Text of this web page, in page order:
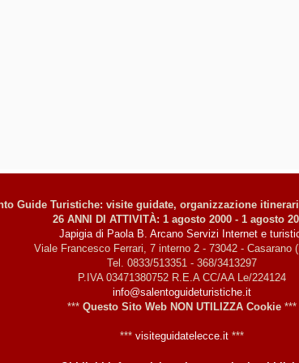
Guide Turistiche: visite guidate, organizzazione
26 ANNI DI ATTIVITÀ: 1 agosto 2000 - 1 agosto
Japigia di Paola B. Arcano Servizi Internet e
Viale Francesco Ferrari, 7 interno 2 - 73042 - Casarano
Tel. 0833/513351 - 368/3413297
P.IVA 03471380752 R.E.A CC/AA Le/224124
info@salentoguideturistiche.it
*** Questo Sito Web NON UTILIZZA Cookie***
*** visiteguidatelecce.it***